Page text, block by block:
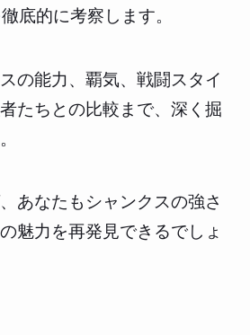
底的に考察します。
の能力、覇気、戦闘スタイ
たちとの比較まで、深く掘
あなたもシャンクスの強さ
魅力を再発見できるでしょ